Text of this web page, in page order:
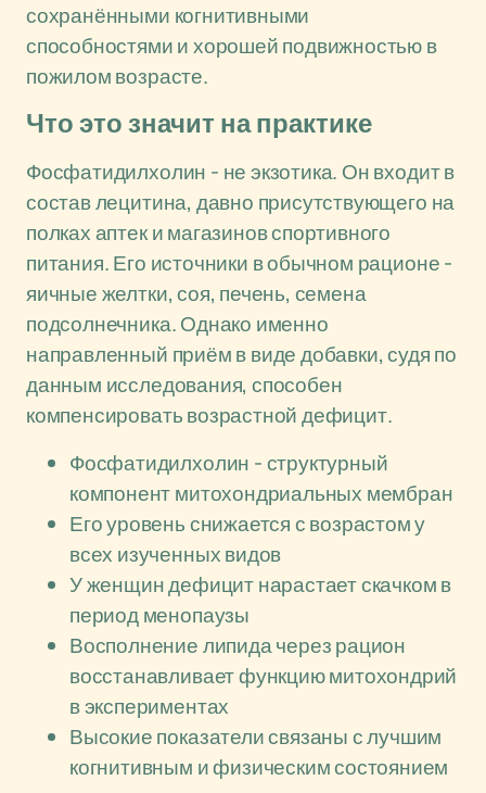
сохранёнными когнитивными
способностями и хорошей подвижностью в
пожилом возрасте.
Что это значит на практике
Фосфатидилхолин - не экзотика. Он входит в
состав лецитина, давно присутствующего на
полках аптек и магазинов спортивного
питания. Его источники в обычном рационе -
яичные желтки, соя, печень, семена
подсолнечника. Однако именно
направленный приём в виде добавки, судя по
данным исследования, способен
компенсировать возрастной дефицит.
Фосфатидилхолин - структурный
компонент митохондриальных мембран
Его уровень снижается с возрастом у
всех изученных видов
У женщин дефицит нарастает скачком в
период менопаузы
Восполнение липида через рацион
восстанавливает функцию митохондрий
в экспериментах
Высокие показатели связаны с лучшим
когнитивным и физическим состоянием